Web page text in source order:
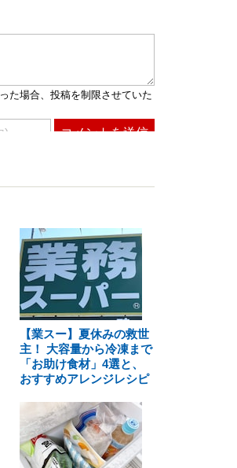
【業スー】夏休みの救世
主！ 大容量から冷凍まで
「お助け食材」4選と、
おすすめアレンジレシピ